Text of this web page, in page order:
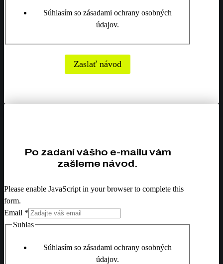
Súhlasím so zásadami ochrany osobných
údajov.
Zaslať návod
Po zadaní vášho e-mailu vám
zašleme návod.
Please enable JavaScript in your browser to complete this
form.
Email *
Suhlas
Súhlasím so zásadami ochrany osobných
údajov.